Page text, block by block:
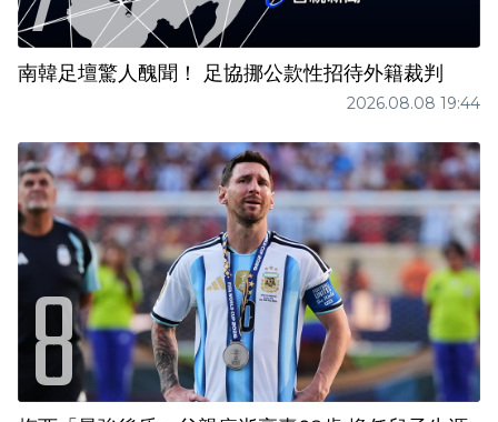
南韓足壇驚人醜聞！ 足協挪公款性招待外籍裁判
2026.08.08 19:44